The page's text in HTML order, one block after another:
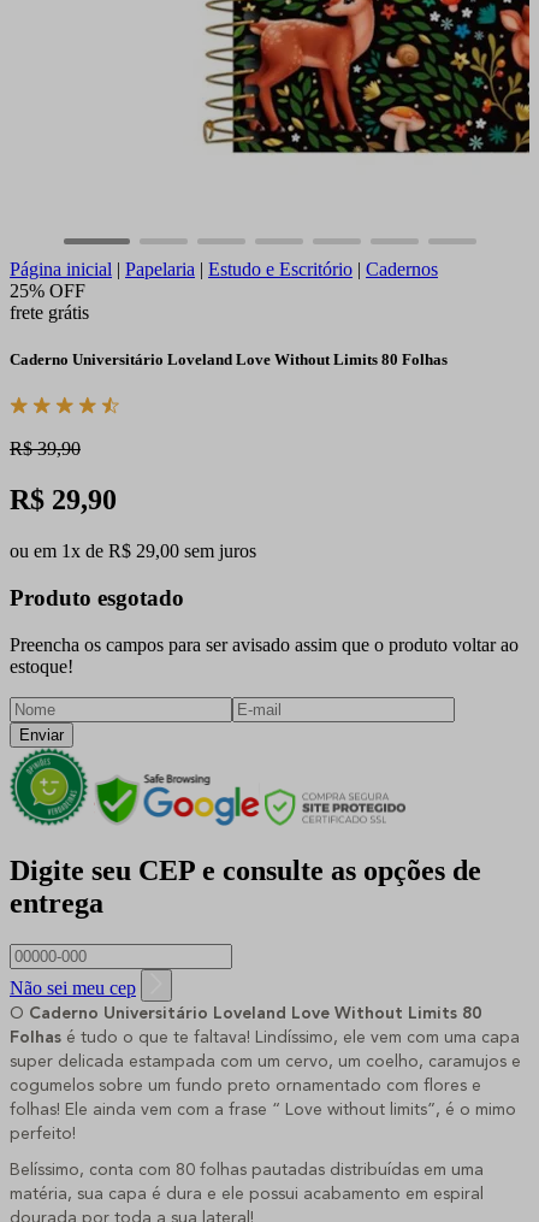
Página inicial | Papelaria | Estudo e Escritório | Cadernos
25% OFF
frete grátis
Caderno Universitário Loveland Love Without Limits 80 Folhas
R$ 39,90
R$ 29,90
ou em 1x de R$ 29,00 sem juros
Produto esgotado
Preencha os campos para ser avisado assim que o produto voltar ao
estoque!
Enviar
Digite seu CEP e consulte as opções de
entrega
Não sei meu cep
O Caderno Universitário Loveland Love Without Limits 80
Folhas é tudo o que te faltava! Lindíssimo, ele vem com uma capa
super delicada estampada com um cervo, um coelho, caramujos e
cogumelos sobre um fundo preto ornamentado com flores e
folhas! Ele ainda vem com a frase “ Love without limits”, é o mimo
perfeito!
Belíssimo, conta com 80 folhas pautadas distribuídas em uma
matéria, sua capa é dura e ele possui acabamento em espiral
dourada por toda a sua lateral!